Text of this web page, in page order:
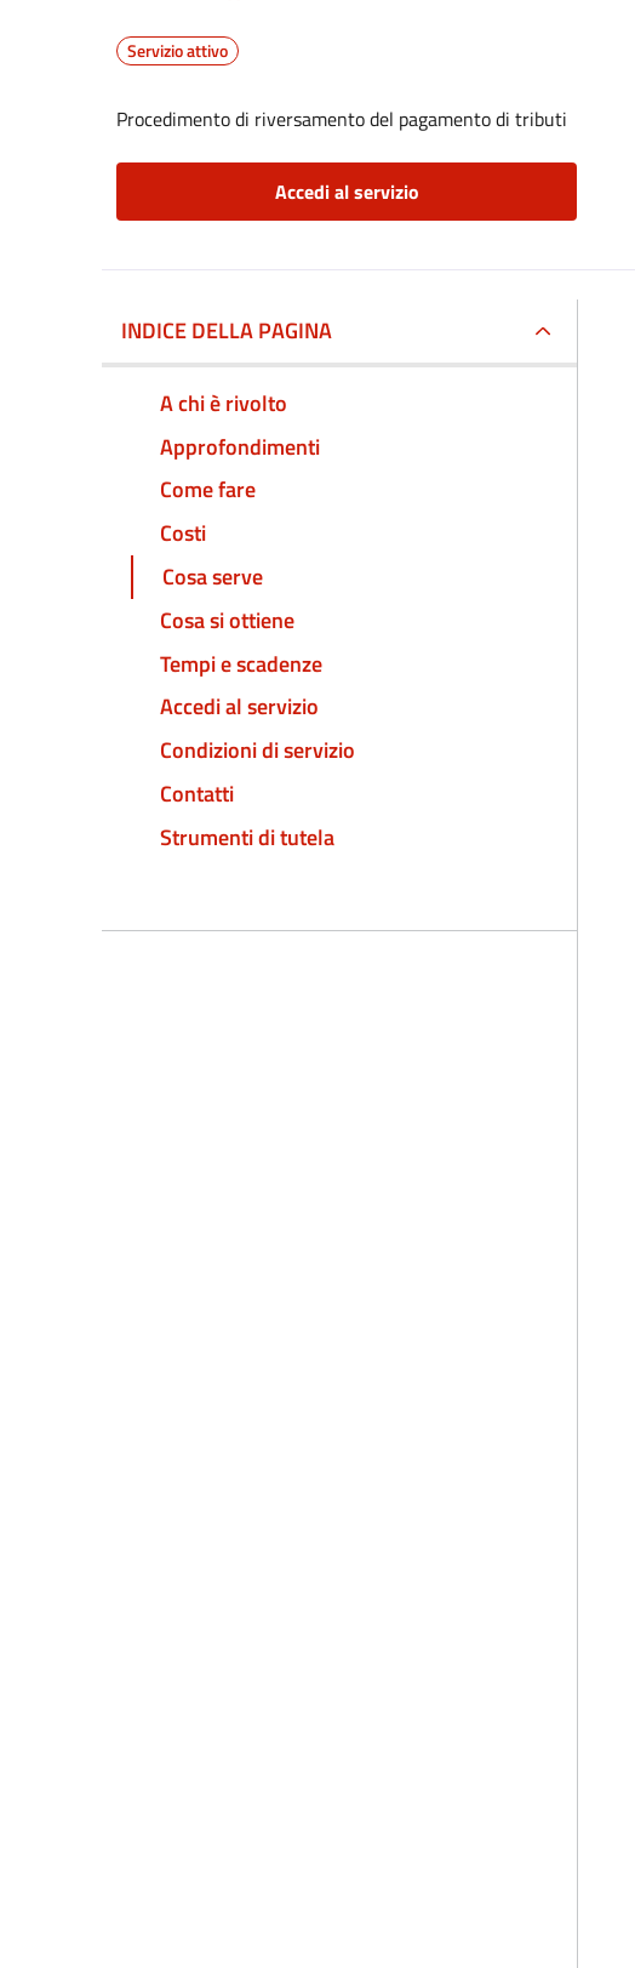
Servizio attivo
Procedimento di riversamento del pagamento di tributi
Accedi al servizio
INDICE DELLA PAGINA
A chi è rivolto
Approfondimenti
Come fare
Costi
Cosa serve
Cosa si ottiene
Tempi e scadenze
Accedi al servizio
Condizioni di servizio
Contatti
Strumenti di tutela